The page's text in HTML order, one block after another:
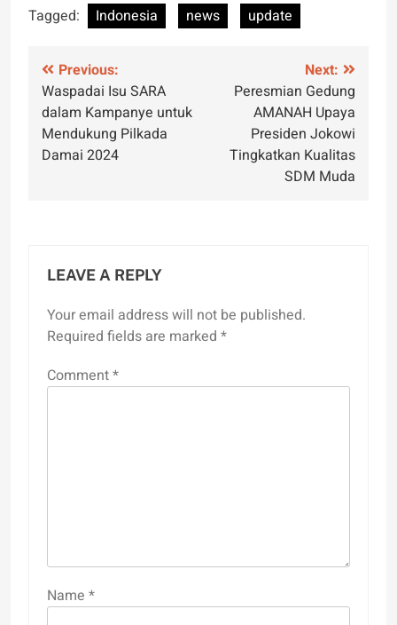
Tagged: Indonesia news update
Post
navigation
Previous:
Waspadai Isu SARA
dalam Kampanye untuk
Mendukung Pilkada
Damai 2024
Next:
Peresmian Gedung
AMANAH Upaya
Presiden Jokowi
Tingkatkan Kualitas
SDM Muda
LEAVE A REPLY
Your email address will not be published.
Required fields are marked *
Comment*
Name *